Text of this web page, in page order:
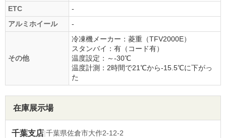
ETC
-
アルミホイール
-
その他
冷凍機メーカー：菱重（TFV2000E）
スタンバイ：有（コード有）
温度設定：～-30℃
温度計測：2時間で21℃から-15.5℃に下がっ
た
在庫展示場
千葉支店|千葉県佐倉市大作2-12-2